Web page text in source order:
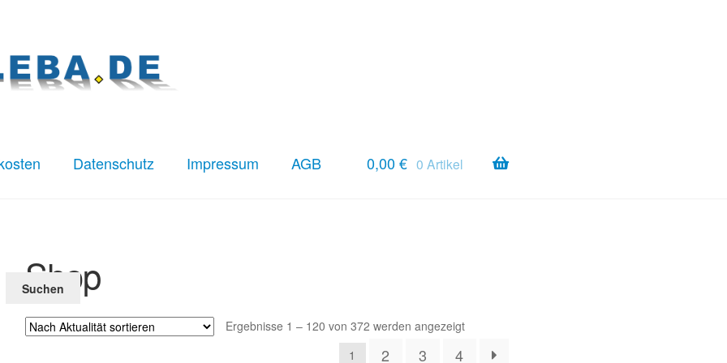
Datenschutz Impressum AGB 0,00€ 0 Artikel
Shop
Ergebnisse 1 – 120 von 372 werden angezeigtNach
1 2 3 4
Suchen